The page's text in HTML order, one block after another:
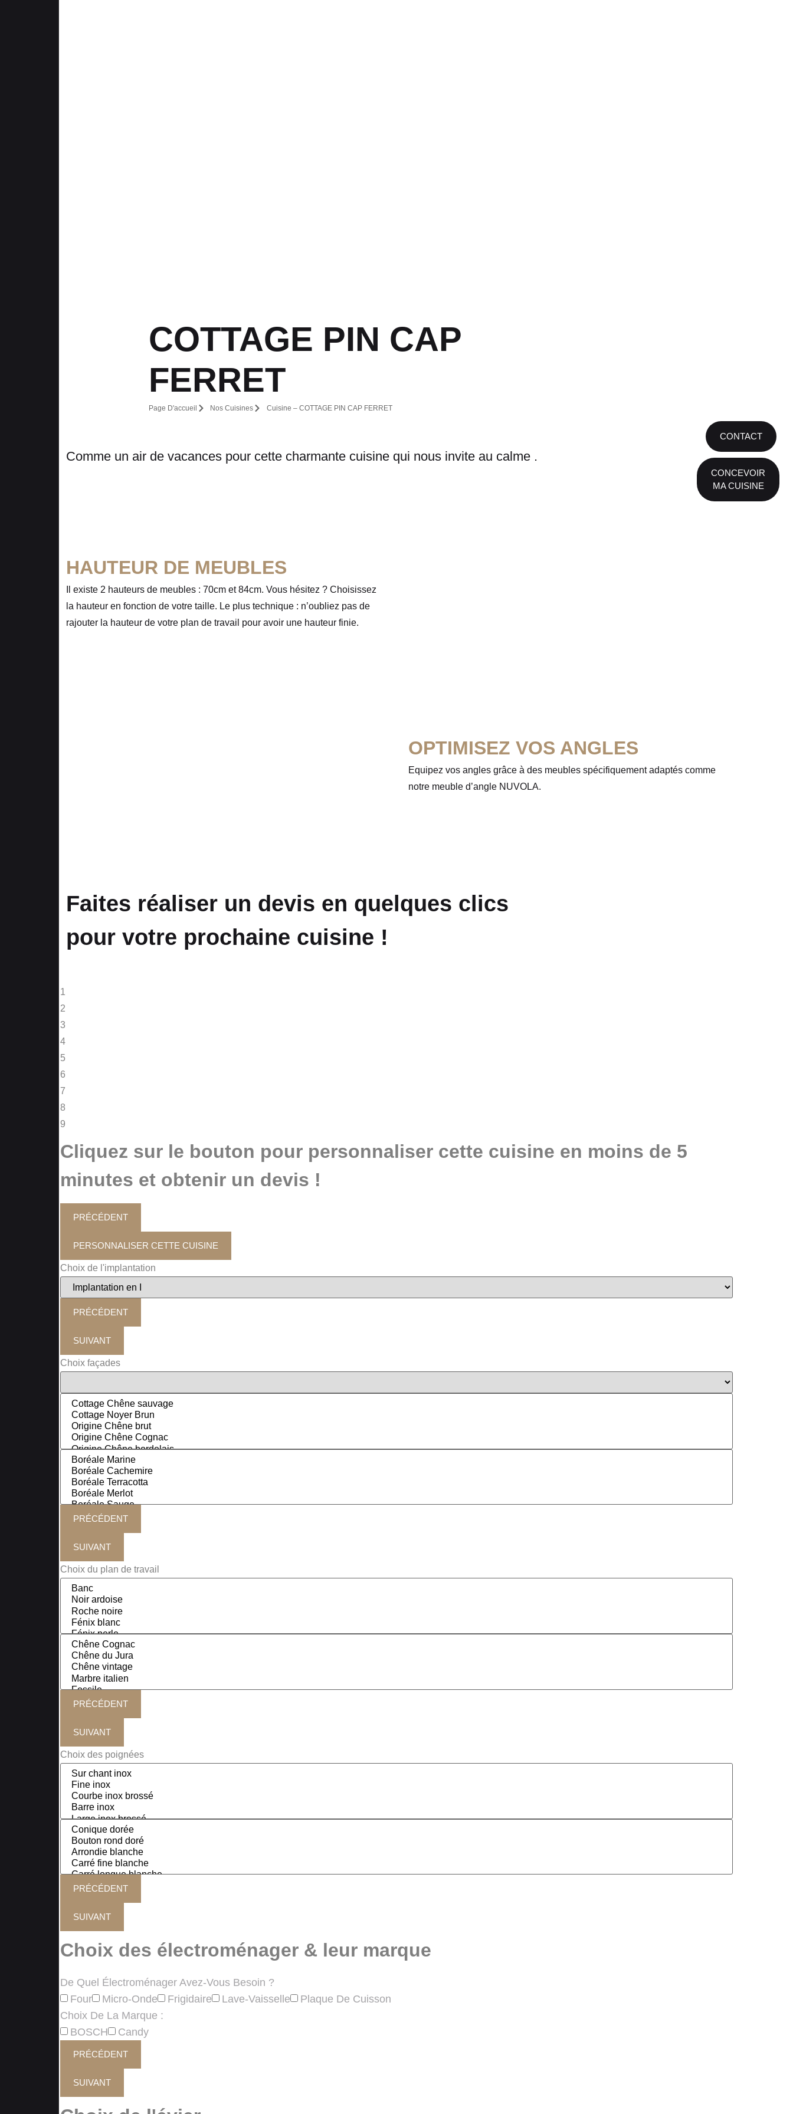
CONTACT
CONCEVOIR
MA CUISINE
COTTAGE PIN CAP
FERRET
Page D'accueil Nos Cuisines Cuisine – COTTAGE PIN CAP FERRET
Comme un air de vacances pour cette charmante cuisine qui nous invite au calme .
HAUTEUR DE MEUBLES
Il existe 2 hauteurs de meubles : 70cm et 84cm. Vous hésitez ? Choisissez
la hauteur en fonction de votre taille. Le plus technique : n’oubliez pas de
rajouter la hauteur de votre plan de travail pour avoir une hauteur finie.
OPTIMISEZ VOS ANGLES
Equipez vos angles grâce à des meubles spécifiquement adaptés comme
notre meuble d’angle NUVOLA.
Faites réaliser un devis en quelques clics
pour votre prochaine cuisine !
1
2
3
4
5
6
7
8
9
Cliquez sur le bouton pour personnaliser cette cuisine en moins de 5
minutes et obtenir un devis !
PRÉCÉDENT
PERSONNALISER CETTE CUISINE
Choix de l'implantation
PRÉCÉDENT
SUIVANT
Choix façades
PRÉCÉDENT
SUIVANT
Choix du plan de travail
PRÉCÉDENT
SUIVANT
Choix des poignées
PRÉCÉDENT
SUIVANT
Choix des électroménager & leur marque
De Quel Électroménager Avez-Vous Besoin ?
Four
Micro-Onde Frigidaire Lave-Vaisselle
Plaque De Cuisson
Choix De La Marque :
BOSCH
Candy
PRÉCÉDENT
SUIVANT